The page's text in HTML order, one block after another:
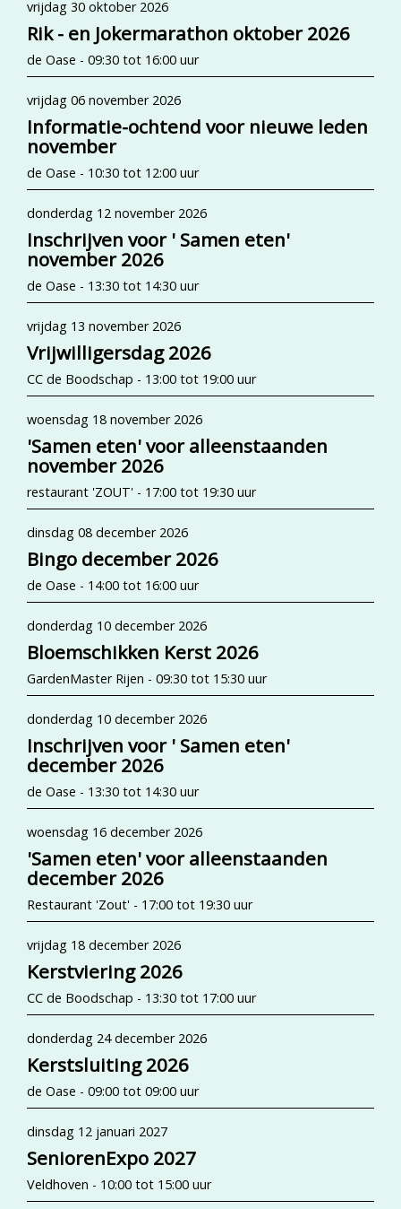
vrijdag 30 oktober 2026
Rik - en Jokermarathon oktober 2026
de Oase - 09:30 tot 16:00 uur
vrijdag 06 november 2026
Informatie-ochtend voor nieuwe leden
november
de Oase - 10:30 tot 12:00 uur
donderdag 12 november 2026
Inschrijven voor ' Samen eten'
november 2026
de Oase - 13:30 tot 14:30 uur
vrijdag 13 november 2026
Vrijwilligersdag 2026
CC de Boodschap - 13:00 tot 19:00 uur
woensdag 18 november 2026
'Samen eten' voor alleenstaanden
november 2026
restaurant 'ZOUT' - 17:00 tot 19:30 uur
dinsdag 08 december 2026
Bingo december 2026
de Oase - 14:00 tot 16:00 uur
donderdag 10 december 2026
Bloemschikken Kerst 2026
GardenMaster Rijen - 09:30 tot 15:30 uur
donderdag 10 december 2026
Inschrijven voor ' Samen eten'
december 2026
de Oase - 13:30 tot 14:30 uur
woensdag 16 december 2026
'Samen eten' voor alleenstaanden
december 2026
Restaurant 'Zout' - 17:00 tot 19:30 uur
vrijdag 18 december 2026
Kerstviering 2026
CC de Boodschap - 13:30 tot 17:00 uur
donderdag 24 december 2026
Kerstsluiting 2026
de Oase - 09:00 tot 09:00 uur
dinsdag 12 januari 2027
SeniorenExpo 2027
Veldhoven - 10:00 tot 15:00 uur